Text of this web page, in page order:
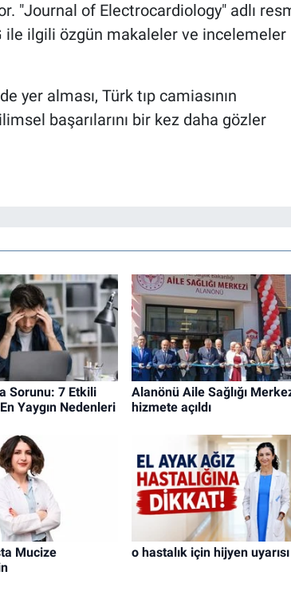
"Journal of Electrocardiology" adlı
ile ilgili özgün makaleler ve incelemeler
yer alması, Türk tıp camiasının
başarılarını bir kez daha gözler
Sorunu: 7 Etkili
Yaygın Nedenleri
Alanönü Aile Sağlığı
hizmete açıldı
Mucize
o hastalık için hijyen uyarısı